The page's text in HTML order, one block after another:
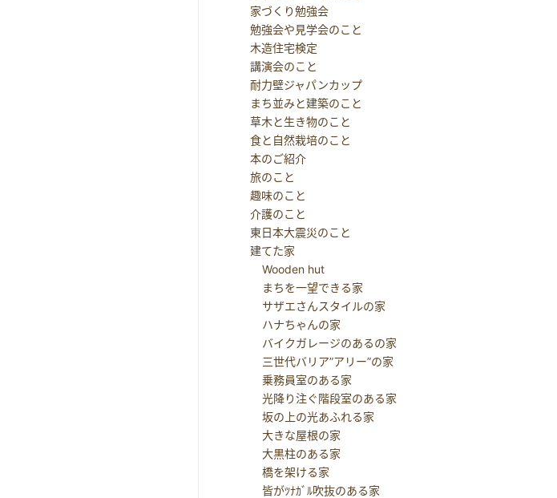
家づくり勉強会
勉強会や見学会のこと
木造住宅検定
講演会のこと
耐力壁ジャパンカップ
まち並みと建築のこと
草木と生き物のこと
食と自然栽培のこと
本のご紹介
旅のこと
趣味のこと
介護のこと
東日本大震災のこと
建てた家
Wooden hut
まちを一望できる家
サザエさんスタイルの家
ハナちゃんの家
バイクガレージのあるの家
三世代バリア”アリー”の家
乗務員室のある家
光降り注ぐ階段室のある家
坂の上の光あふれる家
大きな屋根の家
大黒柱のある家
橋を架ける家
皆がﾂﾅｶﾞﾙ吹抜のある家